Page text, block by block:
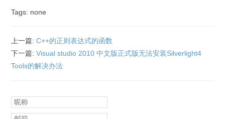
Tags: none
上一篇:C++的正则表达式的函数
下一篇:Visual studio 2010 中文版正式版无法安装Silverlight4
Tools的解决办法
昵称